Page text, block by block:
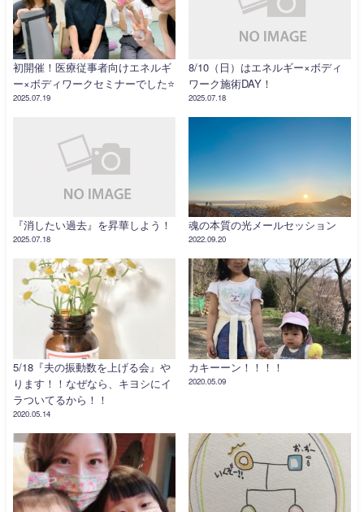
初開催！医療従事者向けエネルギ
ー×ボディワークセミナーでした⭐️
2025.07.19
8/10（日）はエネルギー×ボディ
ワーク施術DAY！
2025.07.18
『消したい過去』を昇華しよう！
2025.07.18
魂の本質の光メールセッション
2022.09.20
5/18『夫の振動数を上げる会』や
ります！！なぜなら、キヨシにイ
ラついてるから！！
2020.05.14
カキーーン！！！！
2020.05.09